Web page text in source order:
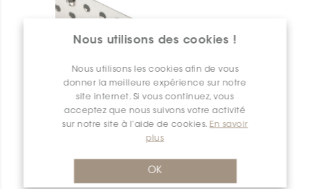
Nous utilisons des cookies !
Nous utilisons les cookies afin de vous
donner la meilleure expérience sur notre
site internet. Si vous continuez, vous
acceptez que nous suivons votre activité
sur notre site à l’aide de cookies. En savoir
plus
OK
Bara-Esot ESOT110